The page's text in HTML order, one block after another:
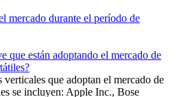
mercado durante el período de
que están adoptando el mercado de
que adoptan el mercado de
se incluyen: Apple Inc., Bose